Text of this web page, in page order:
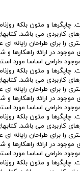
چاپگرها و متون بلکه
کاربردی می باشد.
را برای طراحان رایانه
در ارائه راهکارها
طراحی اساسا مورد
چاپگرها و متون بلکه
کاربردی می باشد.
را برای طراحان رایانه
در ارائه راهکارها
طراحی اساسا مورد
چاپگرها و متون بلکه
کاربردی می باشد.
را برای طراحان رایانه
در ارائه راهکارها
طراحی اساسا مورد
چاپگرها و متون بلکه